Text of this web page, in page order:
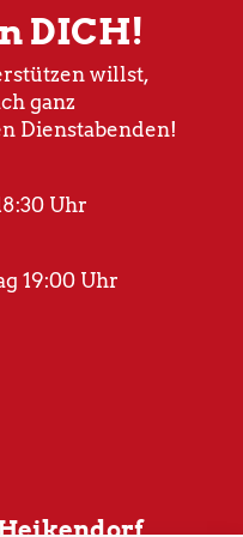
DICH!
willst,
ganz
Dienstabenden!
Uhr
19:00 Uhr